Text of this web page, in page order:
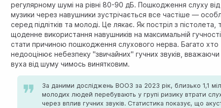
регулярному шумі на рівні 80-90 дБ. Пошкодження слуху від
музики через навушники зустрічається все частіше —
серед підлітків та молоді. Це лякає. Як постріл з пістолета,
щоденне використання навушників на максимальній
стати причиною пошкодження слухового нерва. Багато хто
недооцінює небезпеку "звичайних" гучних звуків,
вуха від шуму чимось винятковим.
За даними досліджень ВООЗ за 2023 рік, близько 1,1
молодих людей перебувають у групі ризику втрати
через вплив гучних звуків. Статистика показує, що